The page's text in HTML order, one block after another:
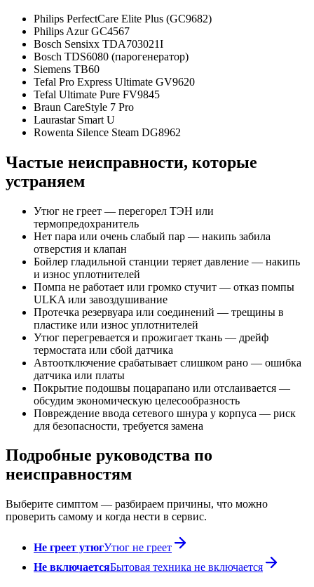
Philips PerfectCare Elite Plus (GC9682)
Philips Azur GC4567
Bosch Sensixx TDA703021I
Bosch TDS6080 (парогенератор)
Siemens TB60
Tefal Pro Express Ultimate GV9620
Tefal Ultimate Pure FV9845
Braun CareStyle 7 Pro
Laurastar Smart U
Rowenta Silence Steam DG8962
Частые неисправности, которые
устраняем
Утюг не греет — перегорел ТЭН или
термопредохранитель
Нет пара или очень слабый пар — накипь забила
отверстия и клапан
Бойлер гладильной станции теряет давление — накипь
и износ уплотнителей
Помпа не работает или громко стучит — отказ помпы
ULKA или завоздушивание
Протечка резервуара или соединений — трещины в
пластике или износ уплотнителей
Утюг перегревается и прожигает ткань — дрейф
термостата или сбой датчика
Автоотключение срабатывает слишком рано — ошибка
датчика или платы
Покрытие подошвы поцарапано или отслаивается —
обсудим экономическую целесообразность
Повреждение ввода сетевого шнура у корпуса — риск
для безопасности, требуется замена
Подробные руководства по
неисправностям
Выберите симптом — разбираем причины, что можно
проверить самому и когда нести в сервис.
Не греет утюгУтюг не греет
Не включаетсяБытовая техника не включается